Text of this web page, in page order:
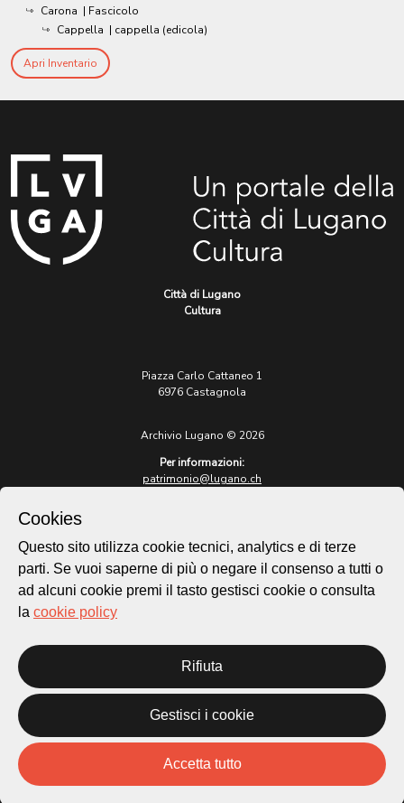
Carona | Fascicolo
Cappella | cappella (edicola)
Apri Inventario
Città di Lugano
Cultura
Piazza Carlo Cattaneo 1
6976 Castagnola
Archivio Lugano © 2026
Per informazioni:
patrimonio@lugano.ch
lugano.ch
Cookie policy
Homepage
Temi
Novità
Progetti
Cookies
Questo sito utilizza cookie tecnici, analytics e di terze
parti. Se vuoi saperne di più o negare il consenso a tutti o
ad alcuni cookie premi il tasto gestisci cookie o consulta
la cookie policy
Rifiuta
Gestisci i cookie
Accetta tutto